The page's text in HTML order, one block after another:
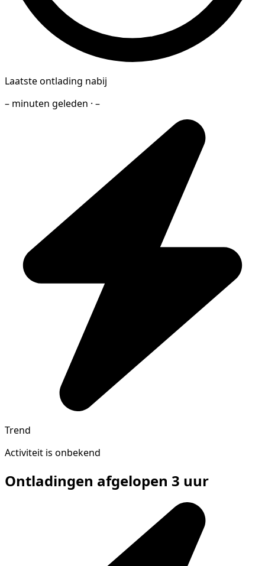
Laatste ontlading nabij
– minuten geleden · –
Trend
Activiteit is onbekend
Ontladingen afgelopen 3 uur